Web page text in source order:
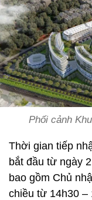
Phối cảnh
Thời gian tiếp
bắt đầu từ ngày
bao gồm Chủ
chiều từ 14h30 –